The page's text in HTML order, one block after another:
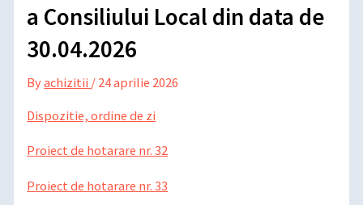
a Consiliului Local din data de
30.04.2026
Byachizitii / 24 aprilie 2026
Dispozitie, ordine de zi
Proiect de hotarare nr. 32
Proiect de hotarare nr. 33